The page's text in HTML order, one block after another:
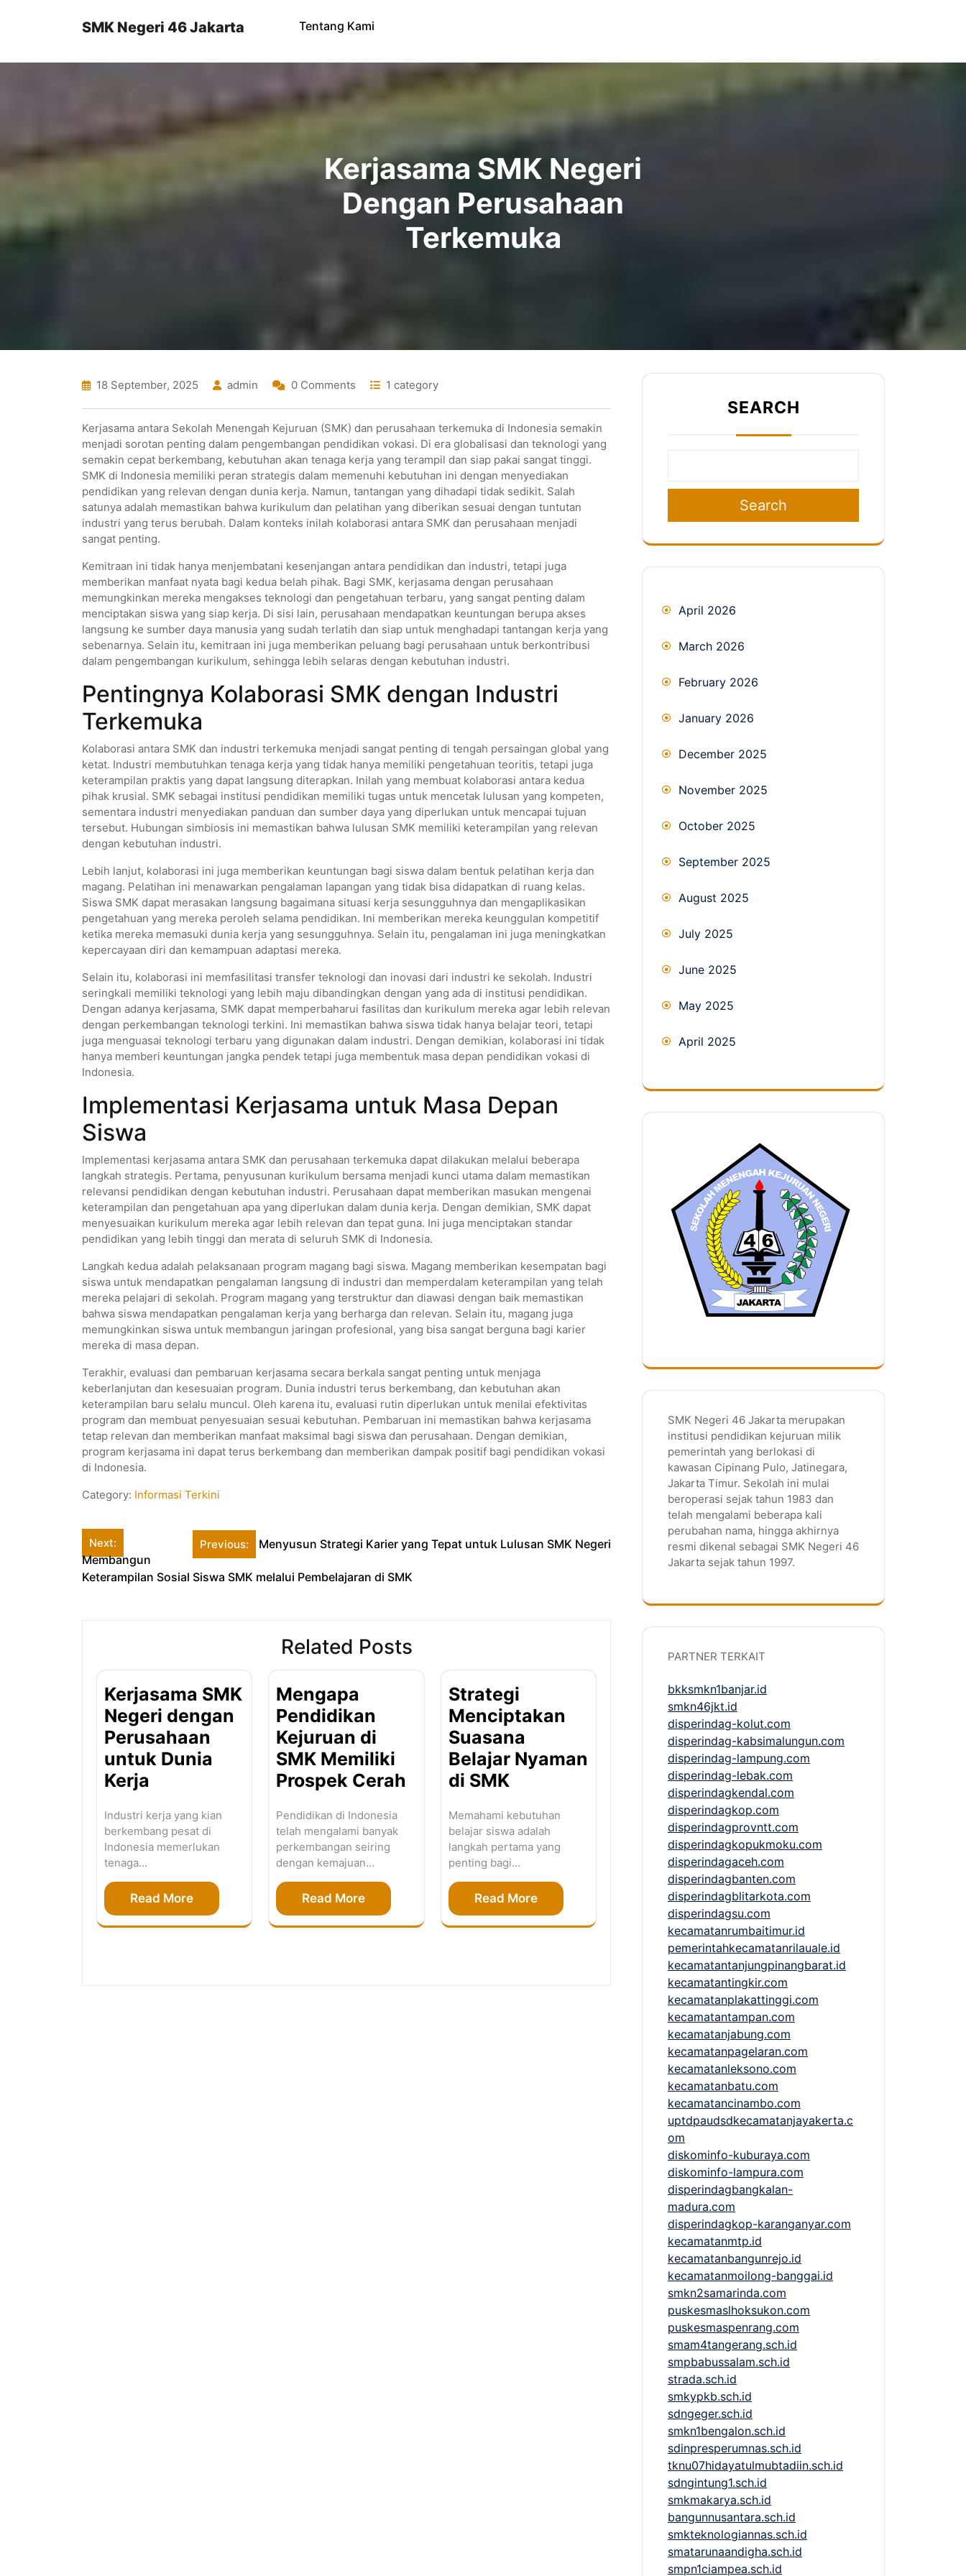
SMK Negeri 46 Jakarta Tentang Kami
Kerjasama SMK Negeri
Dengan Perusahaan
Terkemuka
18 September, 2025 admin 0 Comments 1 category
Kerjasama antara Sekolah Menengah Kejuruan (SMK) dan perusahaan terkemuka di Indonesia semakin
menjadi sorotan penting dalam pengembangan pendidikan vokasi. Di era globalisasi dan teknologi yang
semakin cepat berkembang, kebutuhan akan tenaga kerja yang terampil dan siap pakai sangat tinggi.
SMK di Indonesia memiliki peran strategis dalam memenuhi kebutuhan ini dengan menyediakan
pendidikan yang relevan dengan dunia kerja. Namun, tantangan yang dihadapi tidak sedikit. Salah
satunya adalah memastikan bahwa kurikulum dan pelatihan yang diberikan sesuai dengan tuntutan
industri yang terus berubah. Dalam konteks inilah kolaborasi antara SMK dan perusahaan menjadi
sangat penting.
Kemitraan ini tidak hanya menjembatani kesenjangan antara pendidikan dan industri, tetapi juga
memberikan manfaat nyata bagi kedua belah pihak. Bagi SMK, kerjasama dengan perusahaan
memungkinkan mereka mengakses teknologi dan pengetahuan terbaru, yang sangat penting dalam
menciptakan siswa yang siap kerja. Di sisi lain, perusahaan mendapatkan keuntungan berupa akses
langsung ke sumber daya manusia yang sudah terlatih dan siap untuk menghadapi tantangan kerja yang
sebenarnya. Selain itu, kemitraan ini juga memberikan peluang bagi perusahaan untuk berkontribusi
dalam pengembangan kurikulum, sehingga lebih selaras dengan kebutuhan industri.
Pentingnya Kolaborasi SMK dengan Industri
Terkemuka
Kolaborasi antara SMK dan industri terkemuka menjadi sangat penting di tengah persaingan global yang
ketat. Industri membutuhkan tenaga kerja yang tidak hanya memiliki pengetahuan teoritis, tetapi juga
keterampilan praktis yang dapat langsung diterapkan. Inilah yang membuat kolaborasi antara kedua
pihak krusial. SMK sebagai institusi pendidikan memiliki tugas untuk mencetak lulusan yang kompeten,
sementara industri menyediakan panduan dan sumber daya yang diperlukan untuk mencapai tujuan
tersebut. Hubungan simbiosis ini memastikan bahwa lulusan SMK memiliki keterampilan yang relevan
dengan kebutuhan industri.
Lebih lanjut, kolaborasi ini juga memberikan keuntungan bagi siswa dalam bentuk pelatihan kerja dan
magang. Pelatihan ini menawarkan pengalaman lapangan yang tidak bisa didapatkan di ruang kelas.
Siswa SMK dapat merasakan langsung bagaimana situasi kerja sesungguhnya dan mengaplikasikan
pengetahuan yang mereka peroleh selama pendidikan. Ini memberikan mereka keunggulan kompetitif
ketika mereka memasuki dunia kerja yang sesungguhnya. Selain itu, pengalaman ini juga meningkatkan
kepercayaan diri dan kemampuan adaptasi mereka.
Selain itu, kolaborasi ini memfasilitasi transfer teknologi dan inovasi dari industri ke sekolah. Industri
seringkali memiliki teknologi yang lebih maju dibandingkan dengan yang ada di institusi pendidikan.
Dengan adanya kerjasama, SMK dapat memperbaharui fasilitas dan kurikulum mereka agar lebih relevan
dengan perkembangan teknologi terkini. Ini memastikan bahwa siswa tidak hanya belajar teori, tetapi
juga menguasai teknologi terbaru yang digunakan dalam industri. Dengan demikian, kolaborasi ini tidak
hanya memberi keuntungan jangka pendek tetapi juga membentuk masa depan pendidikan vokasi di
Indonesia.
Implementasi Kerjasama untuk Masa Depan
Siswa
Implementasi kerjasama antara SMK dan perusahaan terkemuka dapat dilakukan melalui beberapa
langkah strategis. Pertama, penyusunan kurikulum bersama menjadi kunci utama dalam memastikan
relevansi pendidikan dengan kebutuhan industri. Perusahaan dapat memberikan masukan mengenai
keterampilan dan pengetahuan apa yang diperlukan dalam dunia kerja. Dengan demikian, SMK dapat
menyesuaikan kurikulum mereka agar lebih relevan dan tepat guna. Ini juga menciptakan standar
pendidikan yang lebih tinggi dan merata di seluruh SMK di Indonesia.
Langkah kedua adalah pelaksanaan program magang bagi siswa. Magang memberikan kesempatan bagi
siswa untuk mendapatkan pengalaman langsung di industri dan memperdalam keterampilan yang telah
mereka pelajari di sekolah. Program magang yang terstruktur dan diawasi dengan baik memastikan
bahwa siswa mendapatkan pengalaman kerja yang berharga dan relevan. Selain itu, magang juga
memungkinkan siswa untuk membangun jaringan profesional, yang bisa sangat berguna bagi karier
mereka di masa depan.
Terakhir, evaluasi dan pembaruan kerjasama secara berkala sangat penting untuk menjaga
keberlanjutan dan kesesuaian program. Dunia industri terus berkembang, dan kebutuhan akan
keterampilan baru selalu muncul. Oleh karena itu, evaluasi rutin diperlukan untuk menilai efektivitas
program dan membuat penyesuaian sesuai kebutuhan. Pembaruan ini memastikan bahwa kerjasama
tetap relevan dan memberikan manfaat maksimal bagi siswa dan perusahaan. Dengan demikian,
program kerjasama ini dapat terus berkembang dan memberikan dampak positif bagi pendidikan vokasi
di Indonesia.
Category: Informasi Terkini
Post
navigation
Previous: Menyusun Strategi Karier yang Tepat untuk Lulusan SMK Negeri
Next:
Membangun
Keterampilan Sosial Siswa SMK melalui Pembelajaran di SMK
Related Posts
Kerjasama SMK
Negeri dengan
Perusahaan
untuk Dunia
Kerja
Industri kerja yang kian
berkembang pesat di
Indonesia memerlukan
tenaga…
Read More
Mengapa
Pendidikan
Kejuruan di
SMK Memiliki
Prospek Cerah
Pendidikan di Indonesia
telah mengalami banyak
perkembangan seiring
dengan kemajuan…
Read More
Strategi
Menciptakan
Suasana
Belajar Nyaman
di SMK
Memahami kebutuhan
belajar siswa adalah
langkah pertama yang
penting bagi…
Read More
SEARCH
Search
April 2026
March 2026
February 2026
January 2026
December 2025
November 2025
October 2025
September 2025
August 2025
July 2025
June 2025
May 2025
April 2025
SMK Negeri 46 Jakarta merupakan
institusi pendidikan kejuruan milik
pemerintah yang berlokasi di
kawasan Cipinang Pulo, Jatinegara,
Jakarta Timur. Sekolah ini mulai
beroperasi sejak tahun 1983 dan
telah mengalami beberapa kali
perubahan nama, hingga akhirnya
resmi dikenal sebagai SMK Negeri 46
Jakarta sejak tahun 1997.
PARTNER TERKAIT
bkksmkn1banjar.id
smkn46jkt.id
disperindag-kolut.com
disperindag-kabsimalungun.com
disperindag-lampung.com
disperindag-lebak.com
disperindagkendal.com
disperindagkop.com
disperindagprovntt.com
disperindagkopukmoku.com
disperindagaceh.com
disperindagbanten.com
disperindagblitarkota.com
disperindagsu.com
kecamatanrumbaitimur.id
pemerintahkecamatanrilauale.id
kecamatantanjungpinangbarat.id
kecamatantingkir.com
kecamatanplakattinggi.com
kecamatantampan.com
kecamatanjabung.com
kecamatanpagelaran.com
kecamatanleksono.com
kecamatanbatu.com
kecamatancinambo.com
uptdpaudsdkecamatanjayakerta.c
om
diskominfo-kuburaya.com
diskominfo-lampura.com
disperindagbangkalan-
madura.com
disperindagkop-karanganyar.com
kecamatanmtp.id
kecamatanbangunrejo.id
kecamatanmoilong-banggai.id
smkn2samarinda.com
puskesmaslhoksukon.com
puskesmaspenrang.com
smam4tangerang.sch.id
smpbabussalam.sch.id
strada.sch.id
smkypkb.sch.id
sdngeger.sch.id
smkn1bengalon.sch.id
sdinpresperumnas.sch.id
tknu07hidayatulmubtadiin.sch.id
sdngintung1.sch.id
smkmakarya.sch.id
bangunnusantara.sch.id
smkteknologiannas.sch.id
smatarunaandigha.sch.id
smpn1ciampea.sch.id